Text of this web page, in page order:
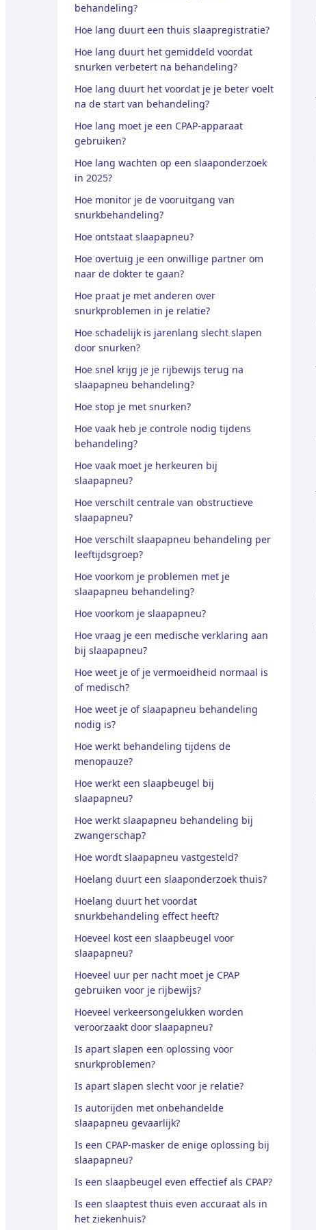
behandeling?
Hoe lang duurt een thuis slaapregistratie?
Hoe lang duurt het gemiddeld voordat
snurken verbetert na behandeling?
Hoe lang duurt het voordat je je beter voelt
na de start van behandeling?
Hoe lang moet je een CPAP-apparaat
gebruiken?
Hoe lang wachten op een slaaponderzoek
in 2025?
Hoe monitor je de vooruitgang van
snurkbehandeling?
Hoe ontstaat slaapapneu?
Hoe overtuig je een onwillige partner om
naar de dokter te gaan?
Hoe praat je met anderen over
snurkproblemen in je relatie?
Hoe schadelijk is jarenlang slecht slapen
door snurken?
Hoe snel krijg je je rijbewijs terug na
slaapapneu behandeling?
Hoe stop je met snurken?
Hoe vaak heb je controle nodig tijdens
behandeling?
Hoe vaak moet je herkeuren bij
slaapapneu?
Hoe verschilt centrale van obstructieve
slaapapneu?
Hoe verschilt slaapapneu behandeling per
leeftijdsgroep?
Hoe voorkom je problemen met je
slaapapneu behandeling?
Hoe voorkom je slaapapneu?
Hoe vraag je een medische verklaring aan
bij slaapapneu?
Hoe weet je of je vermoeidheid normaal is
of medisch?
Hoe weet je of slaapapneu behandeling
nodig is?
Hoe werkt behandeling tijdens de
menopauze?
Hoe werkt een slaapbeugel bij
slaapapneu?
Hoe werkt slaapapneu behandeling bij
zwangerschap?
Hoe wordt slaapapneu vastgesteld?
Hoelang duurt een slaaponderzoek thuis?
Hoelang duurt het voordat
snurkbehandeling effect heeft?
Hoeveel kost een slaapbeugel voor
slaapapneu?
Hoeveel uur per nacht moet je CPAP
gebruiken voor je rijbewijs?
Hoeveel verkeersongelukken worden
veroorzaakt door slaapapneu?
Is apart slapen een oplossing voor
snurkproblemen?
Is apart slapen slecht voor je relatie?
Is autorijden met onbehandelde
slaapapneu gevaarlijk?
Is een CPAP-masker de enige oplossing bij
slaapapneu?
Is een slaapbeugel even effectief als CPAP?
Is een slaaptest thuis even accuraat als in
het ziekenhuis?